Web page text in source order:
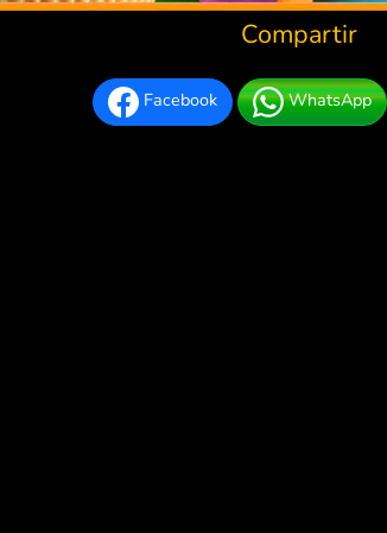
Compartir
Facebook WhatsApp